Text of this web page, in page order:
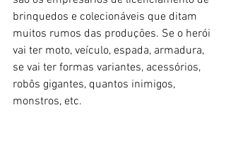
brinquedos e colecionáveis que ditam
muitos rumos das produções. Se o herói
vai ter moto, veículo, espada, armadura,
se vai ter formas variantes, acessórios,
robôs gigantes, quantos inimigos,
monstros, etc.